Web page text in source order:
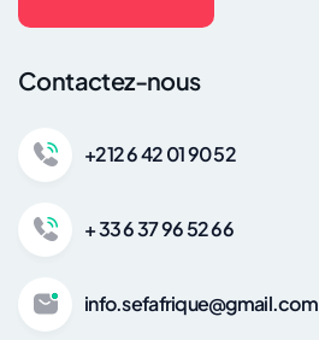
Contactez-nous
+212 6 42 01 90 52
+ 33 6 37 96 52 66
info.sefafrique@gmail.com